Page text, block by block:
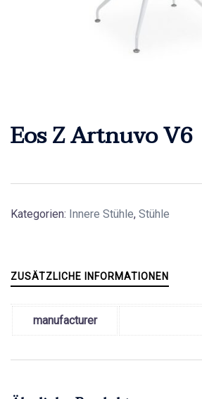
Eos Z Artnuvo V6
Kategorien: Innere Stühle, Stühle
ZUSÄTZLICHE INFORMATIONEN
manufacturer